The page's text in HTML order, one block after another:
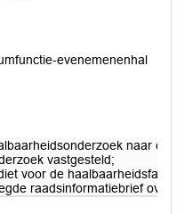
evenemenenhal
naar
vastgesteld;
voor de haalbaarheidsfase
raadsinformatiebrief over